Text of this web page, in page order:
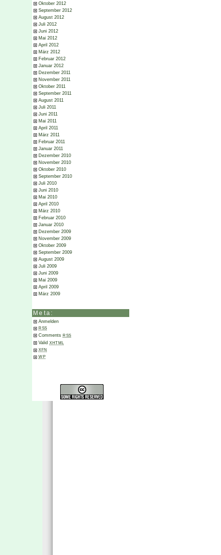
Oktober 2012
September 2012
August 2012
Juli 2012
Juni 2012
Mai 2012
April 2012
März 2012
Februar 2012
Januar 2012
Dezember 2011
November 2011
Oktober 2011
September 2011
August 2011
Juli 2011
Juni 2011
Mai 2011
April 2011
März 2011
Februar 2011
Januar 2011
Dezember 2010
November 2010
Oktober 2010
September 2010
Juli 2010
Juni 2010
Mai 2010
April 2010
März 2010
Februar 2010
Januar 2010
Dezember 2009
November 2009
Oktober 2009
September 2009
August 2009
Juli 2009
Juni 2009
Mai 2009
April 2009
März 2009
Meta:
Anmelden
RSS
Comments RSS
Valid XHTML
XFN
WP